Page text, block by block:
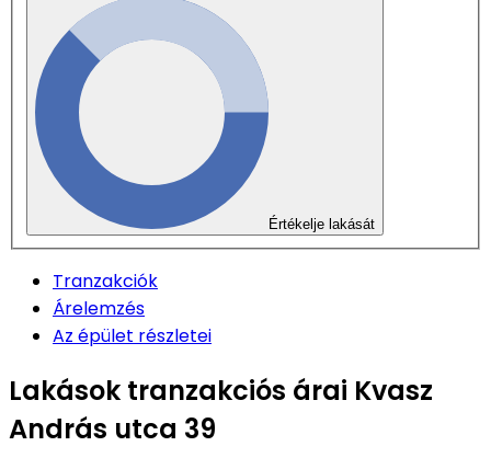
Értékelje lakását
Tranzakciók
Árelemzés
Az épület részletei
Lakások tranzakciós árai Kvasz
András utca 39